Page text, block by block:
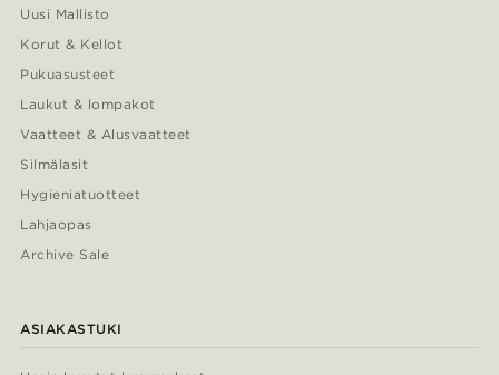
Uusi Mallisto
Korut & Kellot
Pukuasusteet
Laukut & lompakot
Vaatteet & Alusvaatteet
Silmälasit
Hygieniatuotteet
Lahjaopas
Archive Sale
ASIAKASTUKI